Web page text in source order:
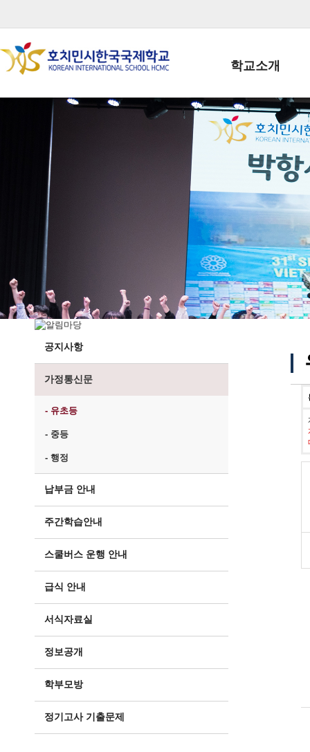
학교소개
학교장인사말
학생회장인사말
학교상징
학교 CI
교직원현황
학생현황
위치/전화
전경사진
공지사항
가정통신문
- 유초등
- 중등
- 행정
납부금 안내
주간학습안내
스쿨버스 운행 안내
급식 안내
서식자료실
정보공개
학부모방
정기고사 기출문제